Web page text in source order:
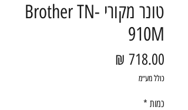
טונר מקורי Brother TN-
910M
כולל מע״מ
כמות *